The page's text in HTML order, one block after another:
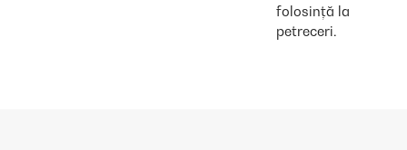
folosință la
petreceri.